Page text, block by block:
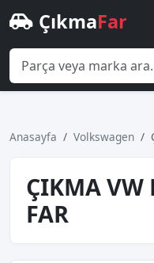
ÇıkmaFar
Anasayfa Volkswagen
ÇIKMA VW
FAR